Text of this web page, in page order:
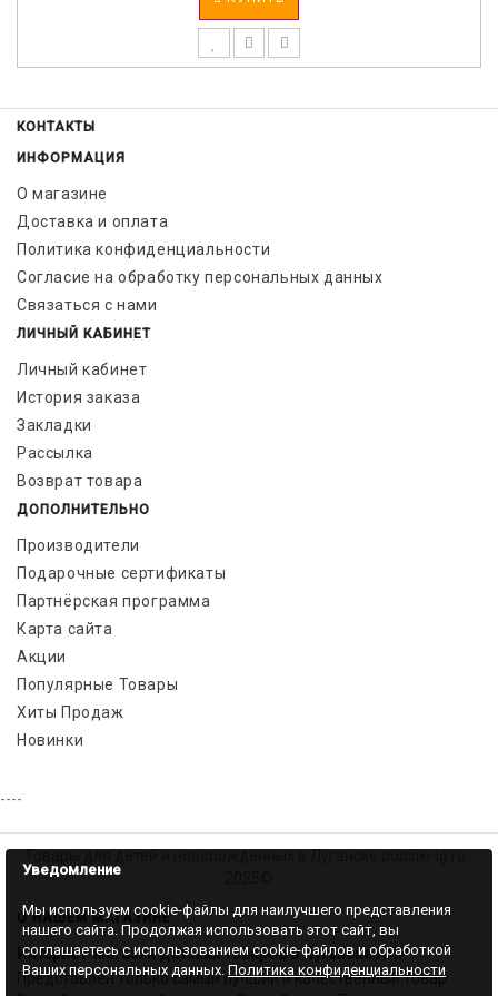
КОНТАКТЫ
ИНФОРМАЦИЯ
О магазине
Доставка и оплата
Политика конфиденциальности
Согласие на обработку персональных данных
Связаться с нами
ЛИЧНЫЙ КАБИНЕТ
Личный кабинет
История заказа
Закладки
Рассылка
Возврат товара
ДОПОЛНИТЕЛЬНО
Производители
Подарочные сертификаты
Партнёрская программа
Карта сайта
Акции
Популярные Товары
Хиты Продаж
Новинки
----
О НАШЕМ МАГАЗИНЕ
Интернет-магазин детских товаров в Луганске ЛНР.
Представлен только самый лучший и качественный товар
Уведомление
Мы используем cookie-файлы для наилучшего представления
нашего сайта. Продолжая использовать этот сайт, вы
соглашаетесь с использованием cookie-файлов и обработкой
Ваших персональных данных. Политика конфиденциальности